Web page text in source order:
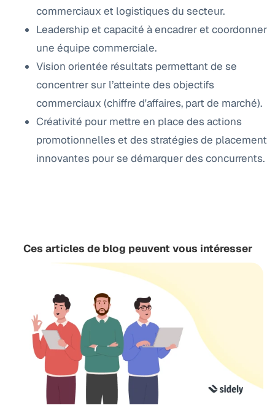
commerciaux et logistiques du secteur.
Leadership et capacité à encadrer et coordonner
une équipe commerciale.
Vision orientée résultats permettant de se
concentrer sur l’atteinte des objectifs
commerciaux (chiffre d'affaires, part de marché).
Créativité pour mettre en place des actions
promotionnelles et des stratégies de placement
innovantes pour se démarquer des concurrents.
Ces articles de blog peuvent vous intéresser